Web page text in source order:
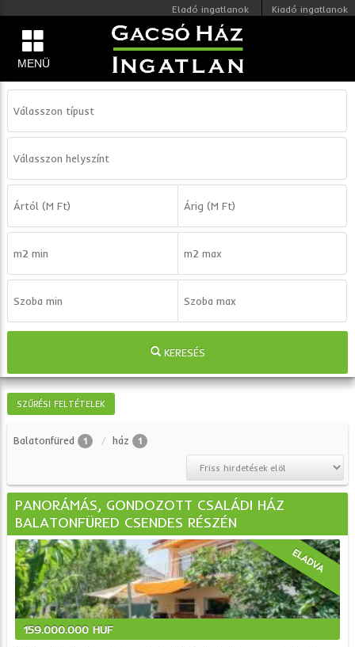
MENÜ
Eladó ingatlanok Kiadó ingatlanok
KERESÉS
SZŰRÉSI FELTÉTELEK
Balatonfüred 1 ház 1
PANORÁMÁS, GONDOZOTT CSALÁDI HÁZ
BALATONFÜRED CSENDES RÉSZÉN
ELADVA
159.000.000 HUF